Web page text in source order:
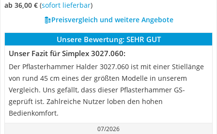
ab 36,00 € ( Sofort lieferbar)
Preisvergleich und weitere Angebote
Unsere Bewertung: SEHR GUT
Unser Fazit für Simplex 3027.060:
Der Pflasterhammer Halder 3027.060 ist mit einer Stiellänge
von rund 45 cm eines der größten Modelle in unserem
Vergleich. Uns gefällt, dass dieser Pflasterhammer GS-
geprüft ist. Zahlreiche Nutzer loben den hohen
Bedienkomfort.
07/2026